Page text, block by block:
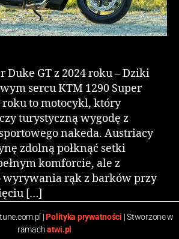
Duke GT z 2024 roku – Dziki
sercu KTM 1290 Super
roku to motocykl, który
turystyczną wygodę z
nakeda. Austriacy
zdolną połknąć setki
komforcie, ale z
wyrywania rąk z barków przy
[…]
|Polityka prywatności | Stworzone w
ramachatwi.pl